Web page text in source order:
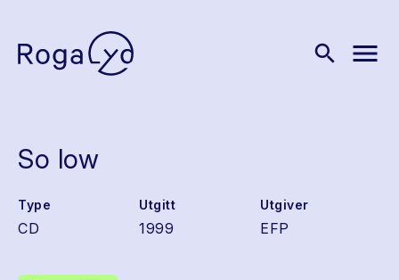
search menu
So low
Type
CD
Utgitt
1999
Utgiver
EFP